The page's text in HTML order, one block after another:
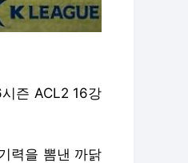
즌 ACL2 16강
력을 뽐낸 까닭